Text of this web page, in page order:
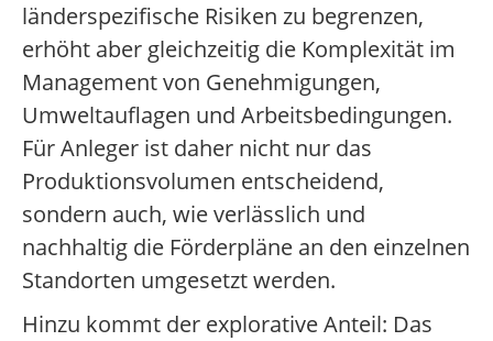
länderspezifische Risiken zu begrenzen,
erhöht aber gleichzeitig die Komplexität im
Management von Genehmigungen,
Umweltauflagen und Arbeitsbedingungen.
Für Anleger ist daher nicht nur das
Produktionsvolumen entscheidend,
sondern auch, wie verlässlich und
nachhaltig die Förderpläne an den einzelnen
Standorten umgesetzt werden.
Hinzu kommt der explorative Anteil: Das